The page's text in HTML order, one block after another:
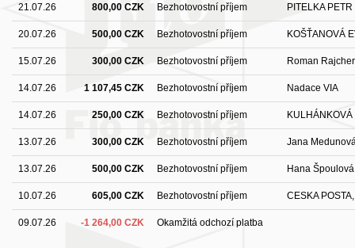
21.07.26 800,00 CZK Bezhotovostní příjem PITELKA PETR
20.07.26 500,00 CZK Bezhotovostní příjem KOŠŤANOVÁ
15.07.26 300,00 CZK Bezhotovostní příjem Roman
14.07.26 1 107,45 CZK Bezhotovostní příjem Nadace VIA
14.07.26 250,00 CZK Bezhotovostní příjem KULHÁNKOVÁ
13.07.26 300,00 CZK Bezhotovostní příjem Jana
13.07.26 500,00 CZK Bezhotovostní příjem Hana Špoulová
10.07.26 605,00 CZK Bezhotovostní příjem CESKA POSTA,
09.07.26 -1 264,00 CZK Okamžitá odchozí platba